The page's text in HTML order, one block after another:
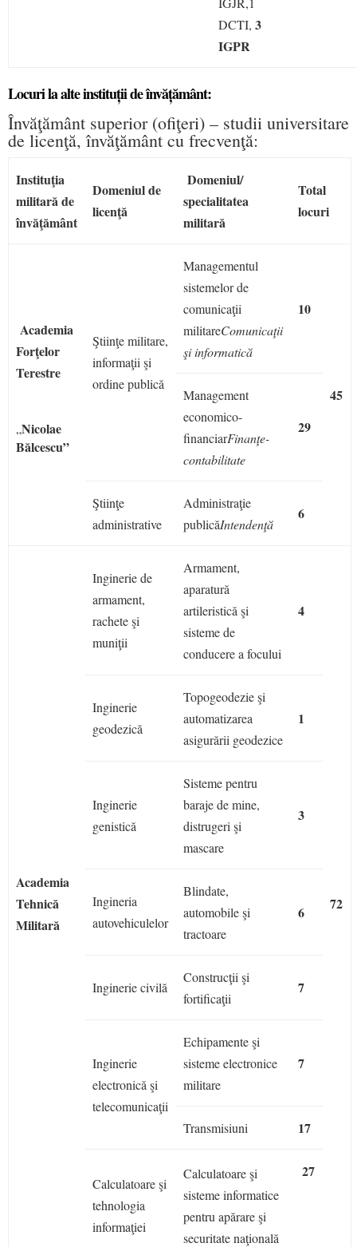
DCTI,3
IGPR
Locuri la alte instituții de învățământ:
Învăţământ superior (ofiţeri) – studii universitare
de licenţă, învăţământ cu frecvenţă:
Instituţia
militară de
învăţământ
Domeniul de
licenţă
Domeniul/
specialitatea
militară
Total
locuri
Academia
Forţelor
Terestre
„Nicolae
Bălcescu”
Ştiinţe militare,
informaţii şi
ordine publică
Managementul
sistemelor de
comunicaţii
militareComunicaţii
şi informatică
10
45
Management
economico-
financiarFinanţe-
contabilitate
29
Ştiinţe
administrative
Administraţie
publicăIntendenţă
6
Academia
Tehnică
Militară
Inginerie de
armament,
rachete şi
muniţii
Armament,
aparatură
artileristică şi
sisteme de
conducere a focului
4
72
Inginerie
geodezică
Topogeodezie şi
automatizarea
asigurării geodezice
1
Inginerie
genistică
Sisteme pentru
baraje de mine,
distrugeri şi
mascare
3
Ingineria
autovehiculelor
Blindate,
automobile şi
tractoare
6
Inginerie civilă
Construcţii şi
fortificaţii
7
Inginerie
electronică şi
telecomunicaţii
Echipamente şi
sisteme electronice
militare
7
Transmisiuni 17
Calculatoare şi
tehnologia
informaţiei
Calculatoare şi
sisteme informatice
pentru apărare şi
securitate naţională
27